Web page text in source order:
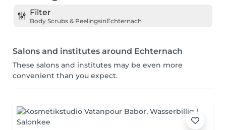
Filter
Body Scrubs & PeelingsinEchternach
Salons and institutes around Echternach
These salons and institutes may be even more
convenient than you expect.